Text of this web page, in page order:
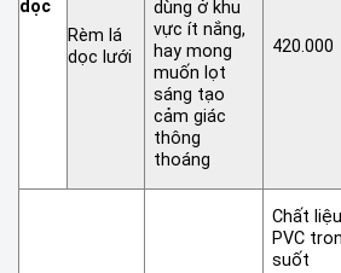
dọc
Rèm lá
dọc lưới
dùng ở khu
vực ít nắng,
hay mong
muốn lọt
sáng tạo
cảm giác
thông
thoáng
420.000
Chất liệu
PVC
suốt